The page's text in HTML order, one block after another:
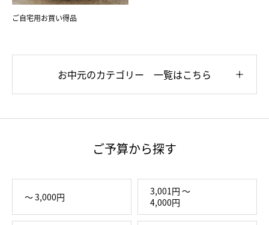
ご自宅用お買い得品
お中元のカテゴリー 一覧はこちら
ご予算から探す
～ 3,000円
3,001円 ～
4,000円